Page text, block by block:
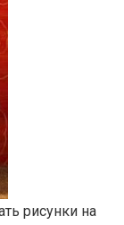
рисунки на